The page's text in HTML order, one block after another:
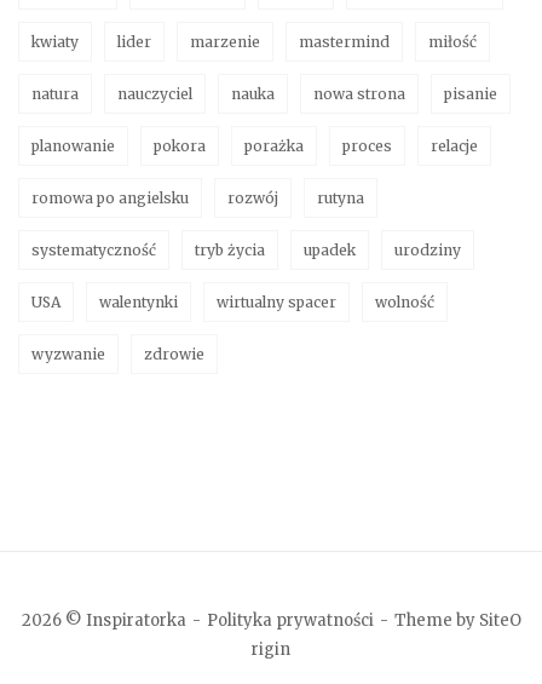
kwiaty lider marzenie mastermind miłość
natura nauczyciel nauka nowa strona pisanie
planowanie pokora porażka proces relacje
romowa po angielsku rozwój rutyna
systematyczność tryb życia upadek urodziny
USA walentynki wirtualny spacer wolność
wyzwanie zdrowie
2026 © Inspiratorka Polityka prywatności Theme by SiteO
rigin